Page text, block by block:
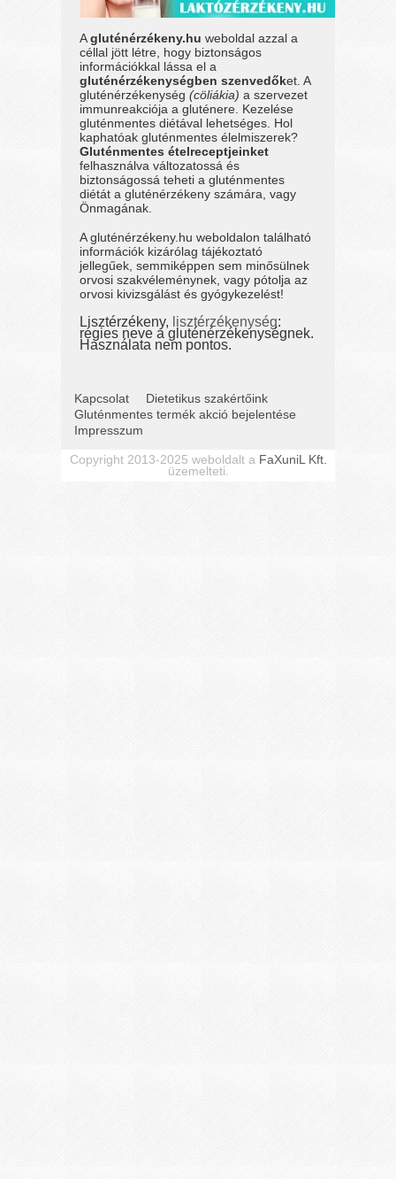
Agluténérzékeny.hu weboldal azzal a
céllal jött létre, hogy biztonságos
információkkal lássa el a
gluténérzékenységben szenvedőket. A
gluténérzékenység(cöliákia) a szervezet
immunreakciója a gluténere. Kezelése
gluténmentes diétával lehetséges. Hol
kaphatóak gluténmentes élelmiszerek?
Gluténmentes ételreceptjeinket
felhasználva változatossá és
biztonságossá teheti a gluténmentes
diétát a gluténérzékeny számára, vagy
Önmagának.
A gluténérzékeny.hu weboldalon található
információk kizárólag tájékoztató
jellegűek, semmiképpen sem minősülnek
orvosi szakvéleménynek, vagy pótolja az
orvosi kivizsgálást és gyógykezelést!
Lisztérzékeny, lisztérzékenység:
régies neve a gluténérzékenységnek.
Használata nem pontos.
Kapcsolat
Dietetikus szakértőink
Gluténmentes termék akció bejelentése
Impresszum
Copyright 2013-2025 weboldalt a FaXuniL Kft.
üzemelteti.